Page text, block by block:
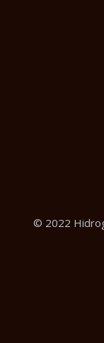
© 2022